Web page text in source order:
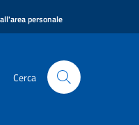
personale
Cerca